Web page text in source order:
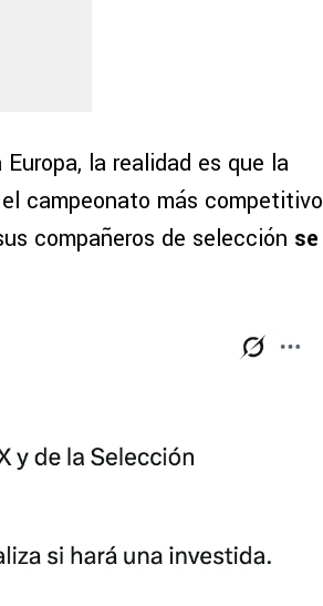
la realidad es que la
campeonato más competitivo
compañeros de selección se